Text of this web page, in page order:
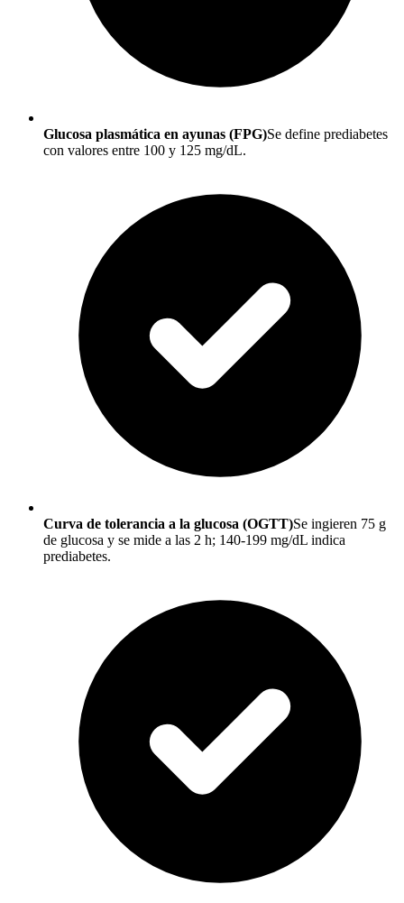
Glucosa plasmática en ayunas (FPG)Se define prediabetes
con valores entre 100 y 125 mg/dL.
Curva de tolerancia a la glucosa (OGTT)Se ingieren 75 g
de glucosa y se mide a las 2 h; 140-199 mg/dL indica
prediabetes.